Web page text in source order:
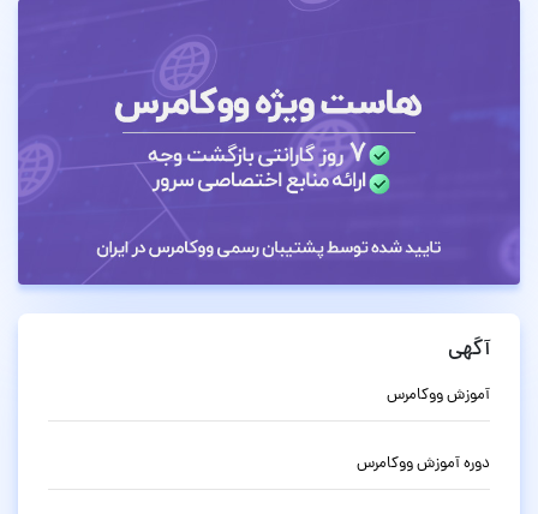
آگهی
آموزش ووکامرس
دوره آموزش ووکامرس